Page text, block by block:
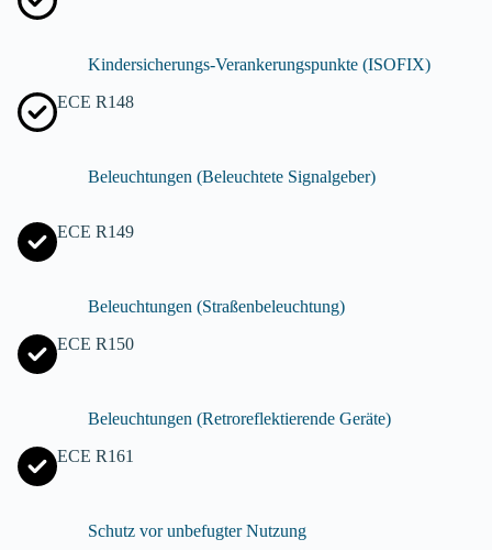
Kindersicherungs-Verankerungspunkte (ISOFIX)
ECE R148
Beleuchtungen (Beleuchtete Signalgeber)
ECE R149
Beleuchtungen (Straßenbeleuchtung)
ECE R150
Beleuchtungen (Retroreflektierende Geräte)
ECE R161
Schutz vor unbefugter Nutzung